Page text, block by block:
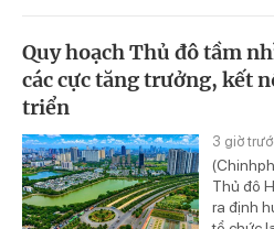
Quy hoạch Thủ đô tầm
các cực tăng trưởng, kết
triển
3 giờ
Thủ đô
ra định